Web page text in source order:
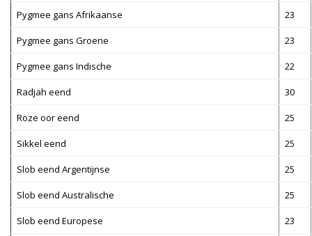
Pygmee gans Afrikaanse 23
Pygmee gans Groene 23
Pygmee gans Indische 22
Radjah eend 30
Roze oor eend 25
Sikkel eend 25
Slob eend Argentijnse 25
Slob eend Australische 25
Slob eend Europese 23